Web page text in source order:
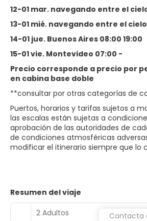
12-01 mar. navegando entre el
13-01 mié. navegando entre el
14-01 jue. Buenos Aires 08:00 19:00
15-01 vie. Montevideo 07:00 -
Precio corresponde a precio por
en cabina base doble
**consultar por otras categorías de
Puertos, horarios y tarifas sujetos a
las escalas están sujetas a
aprobación de las autoridades de
de condiciones atmosféricas
modificar el itinerario siempre que lo
Resumen del viaje
2 Adultos
Contacta